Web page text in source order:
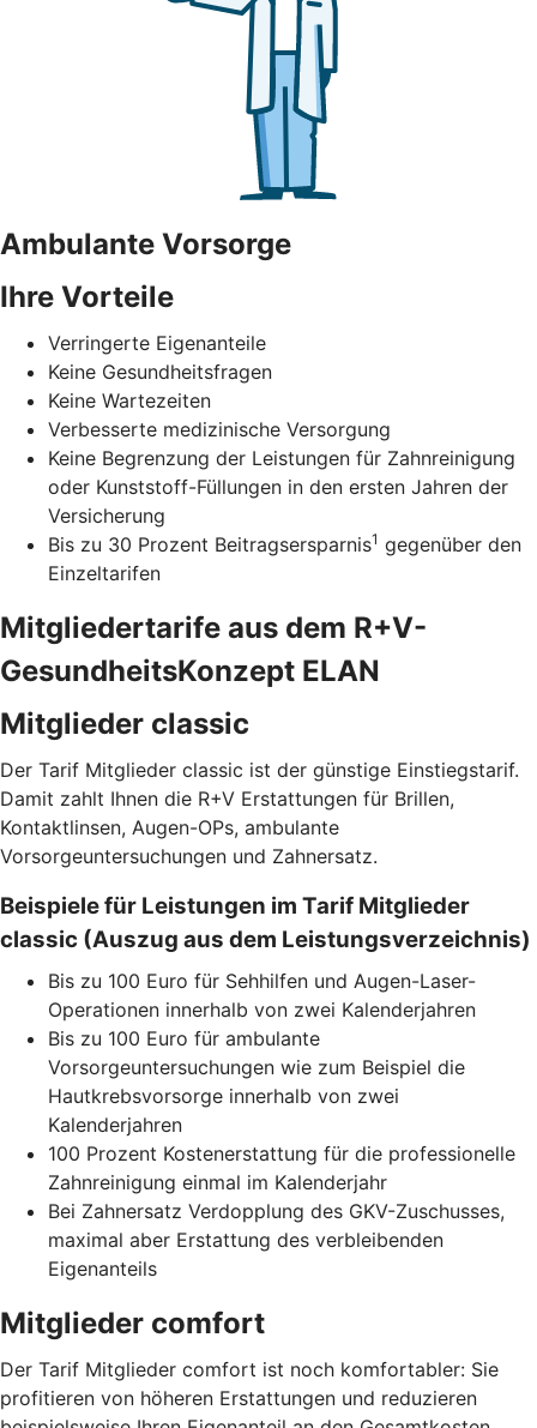
Ambulante Vorsorge
Ihre Vorteile
Verringerte Eigenanteile
Keine Gesundheitsfragen
Keine Wartezeiten
Verbesserte medizinische Versorgung
Keine Begrenzung der Leistungen für Zahnreinigung
oder Kunststoff-Füllungen in den ersten Jahren der
Versicherung
Bis zu 30 Prozent Beitragsersparnis1 gegenüber den
Einzeltarifen
Mitgliedertarife aus dem R+V-
GesundheitsKonzept ELAN
Mitglieder classic
Der Tarif Mitglieder classic ist der günstige Einstiegstarif.
Damit zahlt Ihnen die R+V Erstattungen für Brillen,
Kontaktlinsen, Augen-OPs, ambulante
Vorsorgeuntersuchungen und Zahnersatz.
Beispiele für Leistungen im Tarif Mitglieder
classic (Auszug aus dem Leistungsverzeichnis)
Bis zu 100 Euro für Sehhilfen und Augen-Laser-
Operationen innerhalb von zwei Kalenderjahren
Bis zu 100 Euro für ambulante
Vorsorgeuntersuchungen wie zum Beispiel die
Hautkrebsvorsorge innerhalb von zwei
Kalenderjahren
100 Prozent Kostenerstattung für die professionelle
Zahnreinigung einmal im Kalenderjahr
Bei Zahnersatz Verdopplung des GKV-Zuschusses,
maximal aber Erstattung des verbleibenden
Eigenanteils
Mitglieder comfort
Der Tarif Mitglieder comfort ist noch komfortabler: Sie
profitieren von höheren Erstattungen und reduzieren